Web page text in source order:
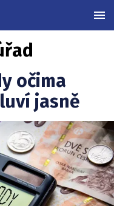
očima
jasně